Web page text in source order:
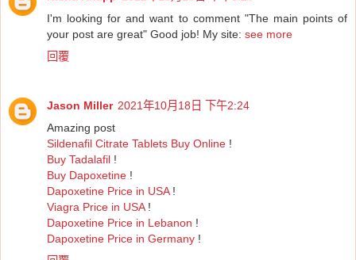
I'm looking for and want to comment "The main points of
your post are great" Good job! My site: see more
回覆
Jason Miller 2021年10月18日 下午2:24
Amazing post
Sildenafil Citrate Tablets Buy Online !
Buy Tadalafil !
Buy Dapoxetine !
Dapoxetine Price in USA!
Viagra Price in USA!
Dapoxetine Price in Lebanon !
Dapoxetine Price in Germany !